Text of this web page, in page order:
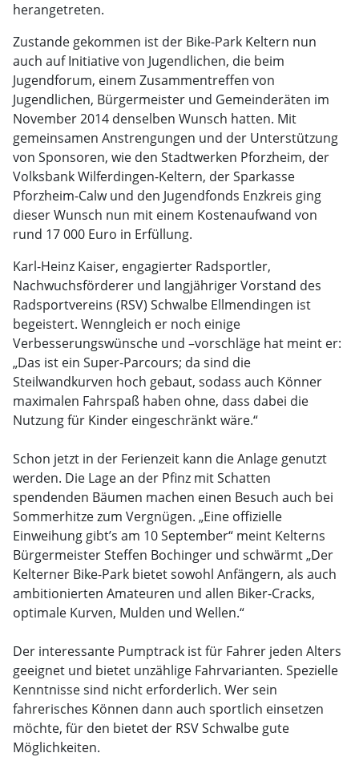
herangetreten.
Zustande gekommen ist der Bike-Park Keltern nun
auch auf Initiative von Jugendlichen, die beim
Jugendforum, einem Zusammentreffen von
Jugendlichen, Bürgermeister und Gemeinderäten im
November 2014 denselben Wunsch hatten. Mit
gemeinsamen Anstrengungen und der Unterstützung
von Sponsoren, wie den Stadtwerken Pforzheim, der
Volksbank Wilferdingen-Keltern, der Sparkasse
Pforzheim-Calw und den Jugendfonds Enzkreis ging
dieser Wunsch nun mit einem Kostenaufwand von
rund 17 000 Euro in Erfüllung.
Karl-Heinz Kaiser, engagierter Radsportler,
Nachwuchsförderer und langjähriger Vorstand des
Radsportvereins (RSV) Schwalbe Ellmendingen ist
begeistert. Wenngleich er noch einige
Verbesserungswünsche und –vorschläge hat meint er:
„Das ist ein Super-Parcours; da sind die
Steilwandkurven hoch gebaut, sodass auch Könner
maximalen Fahrspaß haben ohne, dass dabei die
Nutzung für Kinder eingeschränkt wäre.“
Schon jetzt in der Ferienzeit kann die Anlage genutzt
werden. Die Lage an der Pfinz mit Schatten
spendenden Bäumen machen einen Besuch auch bei
Sommerhitze zum Vergnügen. „Eine offizielle
Einweihung gibt’s am 10 September“ meint Kelterns
Bürgermeister Steffen Bochinger und schwärmt „Der
Kelterner Bike-Park bietet sowohl Anfängern, als auch
ambitionierten Amateuren und allen Biker-Cracks,
optimale Kurven, Mulden und Wellen.“
Der interessante Pumptrack ist für Fahrer jeden Alters
geeignet und bietet unzählige Fahrvarianten. Spezielle
Kenntnisse sind nicht erforderlich. Wer sein
fahrerisches Können dann auch sportlich einsetzen
möchte, für den bietet der RSV Schwalbe gute
Möglichkeiten.